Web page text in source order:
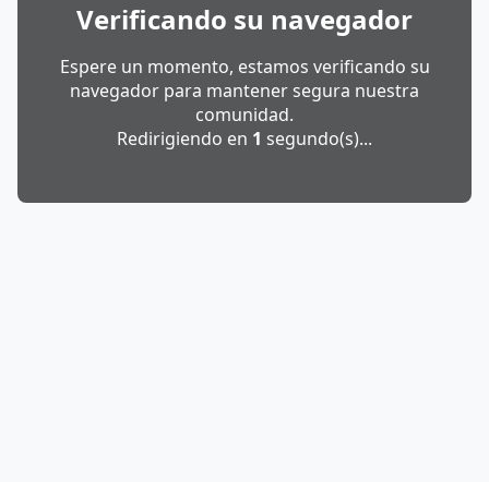
Verificando su navegador
Espere un momento, estamos verificando su
navegador para mantener segura nuestra
comunidad.
Redirigiendo en 1 segundo(s)...